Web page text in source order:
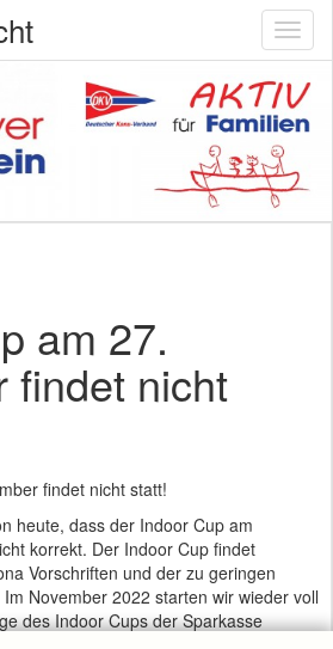
am 27.
findet nicht
findet nicht statt!
heute, dass der Indoor Cup am
korrekt. Der Indoor Cup findet
Vorschriften und der zu geringen
November 2022 starten wir wieder voll
des Indoor Cups der Sparkasse